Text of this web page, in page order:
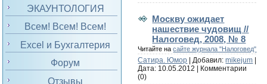
ЭКАУНТОЛОГИЯ
Всем! Всем! Всем!
Excel и Бухгалтерия
Форум
Отзывы
Москву ожидает
нашествие чудовищ //
Налоговед, 2008, № 8
Читайте насайте журнала "Налоговед"
Сатира. Юмор | Добавил:mikejum
Дата: 10.05.2012
Комментарии
(0)